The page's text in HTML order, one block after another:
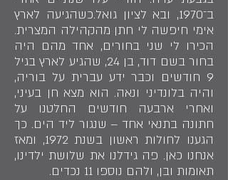
ב־1970, ובא לציון גואל.כשהגיעה לארץ
אימי חיפשה לי חתן מהקהילה המצרית.
הכירו לי שני בחורים, אחד מהם היה
בחור בשם דוד, בן 24, שהגיע לארץ בגיל
9 חודשים וכבר ידע עברית על בוריה,
והיה בלונדיני ונאה. הוא מצא חן בעיני,
ואחרי ארבעה חודשים החלטנו על
חתונה בתנאי אחד – שנגור ליד הים. כך
הגענו לחולות ראשון בשנת 1972, ומאז
אנחנו כאן. פה גידלנו את שלושת ילדינו,
תאומות ובן, ולהם נוספו 11 נכדים.